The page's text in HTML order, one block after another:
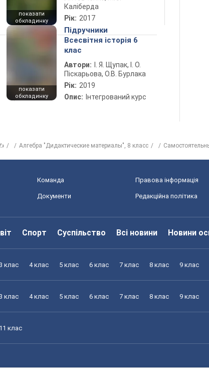
показати
обкладинку
Каліберда
Рік: 2017
показати
обкладинку
Підручники
Всесвітня історія 6
клас
Автори:
І. Я. Щупак, І. О.
Піскарьова, О.В. Бурлака
Рік: 2019
Опис: Інтегрований курс
Алгебра "Дидактические материалы", 8 класс
Команда Правова інформація
Документи Редакційна політика
Спорт Суспільство Всі новини Новини
3 клас 4 клас 5 клас 6 клас 7 клас 8 клас 9 клас
3 клас 4 клас 5 клас 6 клас 7 клас 8 клас 9 клас
11 клас